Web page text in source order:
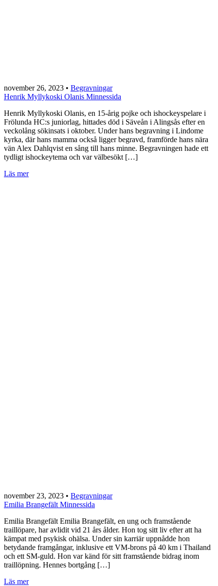
november 26, 2023 • Begravningar
Henrik Myllykoski Olanis Minnessida
Henrik Myllykoski Olanis, en 15-årig pojke och ishockeyspelare i
Frölunda HC:s juniorlag, hittades död i Säveån i Alingsås efter en
veckolång sökinsats i oktober. Under hans begravning i Lindome
kyrka, där hans mamma också ligger begravd, framförde hans nära
vän Alex Dahlqvist en sång till hans minne. Begravningen hade ett
tydligt ishockeytema och var välbesökt […]
Läs mer
november 23, 2023 • Begravningar
Emilia Brangefält Minnessida
Emilia Brangefält Emilia Brangefält, en ung och framstående
traillöpare, har avlidit vid 21 års ålder. Hon tog sitt liv efter att ha
kämpat med psykisk ohälsa. Under sin karriär uppnådde hon
betydande framgångar, inklusive ett VM-brons på 40 km i Thailand
och ett SM-guld. Hon var känd för sitt framstående bidrag inom
traillöpning. Hennes bortgång […]
Läs mer